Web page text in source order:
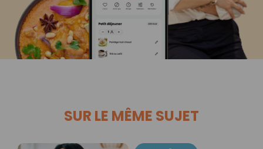
SUR LE MÊME SUJET